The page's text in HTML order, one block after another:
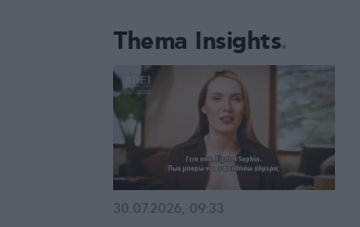
Thema Insights
30.07.2026, 09:33